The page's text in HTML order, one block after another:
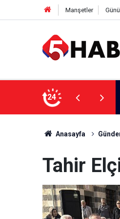
Manşetler
24
dahil 11 kişi gözaltına alındı
Anasayfa
Tahir